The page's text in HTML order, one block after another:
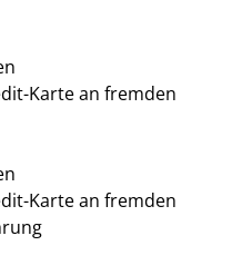
Karte an fremden
Karte an fremden